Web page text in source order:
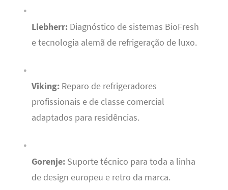
Liebherr:Diagnóstico de sistemas BioFresh
e tecnologia alemã de refrigeração de luxo.
Viking:Reparo de refrigeradores
profissionais e de classe comercial
adaptados para residências.
Gorenje:Suporte técnico para toda a linha
de design europeu e retro da marca.